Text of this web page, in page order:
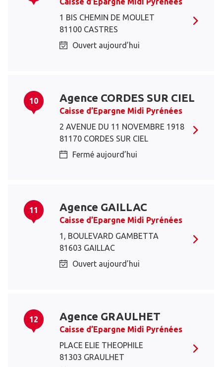
1 BIS CHEMIN DE MOULET
81100 CASTRES
Ouvert aujourd’hui
10 Agence CORDES SUR CIEL
Caisse d’Epargne Midi Pyrénées
2 AVENUE DU 11 NOVEMBRE 1918
81170 CORDES SUR CIEL
Fermé aujourd’hui
11 Agence GAILLAC
Caisse d’Epargne Midi Pyrénées
1, BOULEVARD GAMBETTA
81603 GAILLAC
Ouvert aujourd’hui
12 Agence GRAULHET
Caisse d’Epargne Midi Pyrénées
PLACE ELIE THEOPHILE
81303 GRAULHET